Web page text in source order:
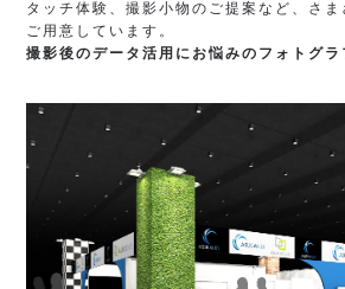
タッチ体験、撮影小物のご提案など、さま
ご用意しています。
撮影後のデータ活用にお悩みのフォトグ